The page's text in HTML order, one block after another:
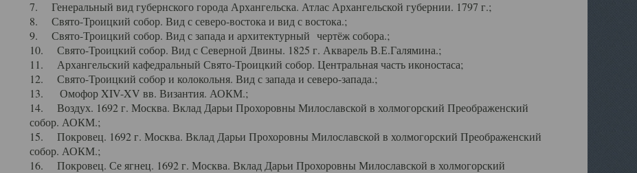
7. Генеральный вид губернского города Архангельска. Атлас Архангельской губернии. 1797 г.;
8. Свято-Троицкий собор. Вид с северо-востока и вид с востока.;
9. Свято-Троицкий собор. Вид с запада и архитектурный чертёж собора.;
10. Свято-Троицкий собор. Вид с Северной Двины. 1825 г. Акварель В.Е.Галямина.;
11. Архангельский кафедральный Свято-Троицкий собор. Центральная часть иконостаса;
12. Свято-Троицкий собор и колокольня. Вид с запада и северо-запада.;
13. Омофор XIV-XV вв. Византия. АОКМ.;
14. Воздух. 1692 г. Москва. Вклад Дарьи Прохоровны Милославской в холмогорский Преображенский
собор. АОКМ.;
15. Покровец. 1692 г. Москва. Вклад Дарьи Прохоровны Милославской в холмогорский Преображенский
собор. АОКМ.;
16. Покровец. Се ягнец. 1692 г. Москва. Вклад Дарьи Прохоровны Милославской в холмогорский